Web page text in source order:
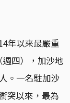
年以來最嚴重
週四），加沙地
。一名駐加沙
突以來，最為